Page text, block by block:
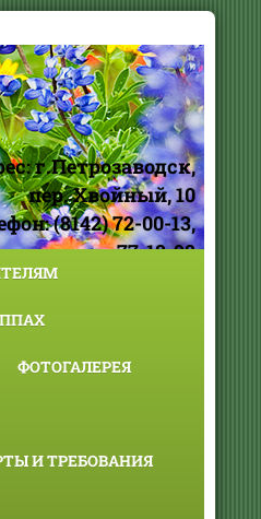
г.Петрозаводск,
пер. Хвойный, 10
(8142) 72-00-13,
18-98
ФОТОГАЛЕРЕЯ
И ТРЕБОВАНИЯ